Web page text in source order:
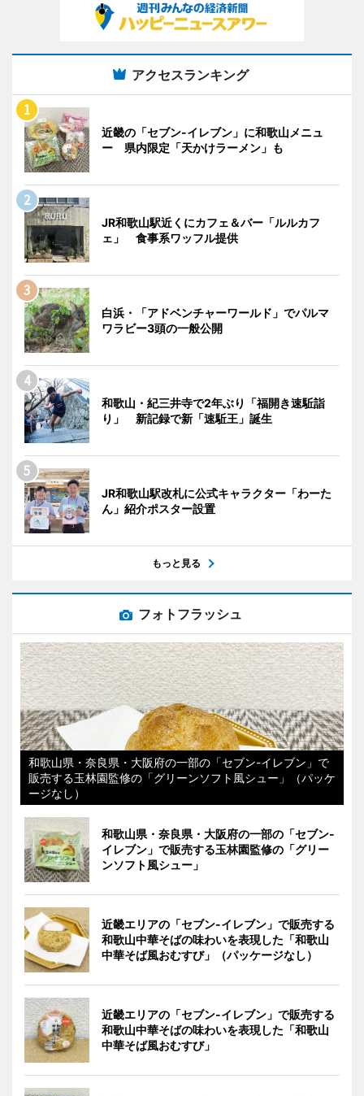
アクセスランキング
近畿の「セブン-イレブン」に和歌山メニュ
ー 県内限定「天かけラーメン」も
JR和歌山駅近くにカフェ＆バー「ルルカフ
ェ」 食事系ワッフル提供
白浜・「アドベンチャーワールド」でパルマ
ワラビー3頭の一般公開
和歌山・紀三井寺で2年ぶり「福開き速駈詣
り」 新記録で新「速駈王」誕生
JR和歌山駅改札に公式キャラクター「わーた
ん」紹介ポスター設置
もっと見る
フォトフラッシュ
和歌山県・奈良県・大阪府の一部の「セブン-イレブン」で
販売する玉林園監修の「グリーンソフト風シュー」（パッケ
ージなし）
和歌山県・奈良県・大阪府の一部の「セブン-
イレブン」で販売する玉林園監修の「グリー
ンソフト風シュー」
近畿エリアの「セブン-イレブン」で販売する
和歌山中華そばの味わいを表現した「和歌山
中華そば風おむすび」（パッケージなし）
近畿エリアの「セブン-イレブン」で販売する
和歌山中華そばの味わいを表現した「和歌山
中華そば風おむすび」